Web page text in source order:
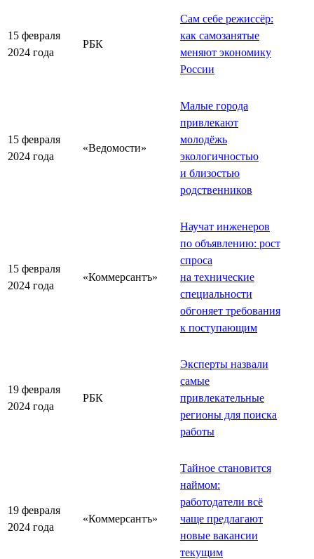
15 февраля
2024 года
РБК
Сам себе режиссёр:
как самозанятые
меняют экономику
России
15 февраля
2024 года
«Ведомости»
Малые города
привлекают
молодёжь
экологичностью
и близостью
родственников
15 февраля
2024 года
«Коммерсантъ»
Научат инженеров
по объявлению: рост
спроса
на технические
специальности
обгоняет требования
к поступающим
19 февраля
2024 года
РБК
Эксперты назвали
самые
привлекательные
регионы для поиска
работы
19 февраля
2024 года
«Коммерсантъ»
Тайное становится
наймом:
работодатели всё
чаще предлагают
новые вакансии
текущим